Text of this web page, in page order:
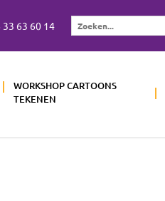
33 63 60 14
Zoeken...
WORKSHOP CARTOONS
TEKENEN